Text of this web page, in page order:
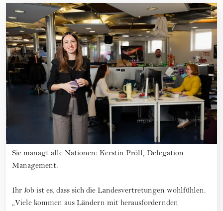
Sie managt alle Nationen: Kerstin Pröll, Delegation
Management.
Ihr Job ist es, dass sich die Landesvertretungen wohlfühlen.
„Viele kommen aus Ländern mit herausfordernden